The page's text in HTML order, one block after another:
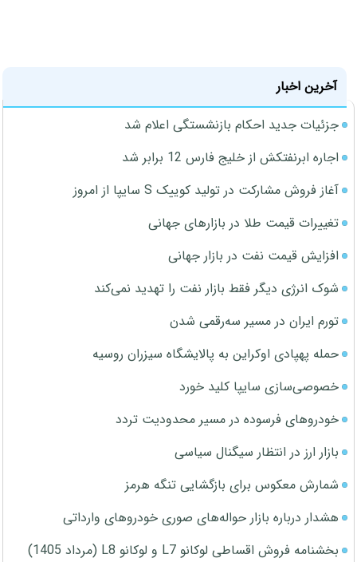
آخرین اخبار
جزئیات جدید احکام بازنشستگی اعلام شد
اجاره ابرنفتکش از خلیج فارس 12 برابر شد
آغاز فروش مشارکت در تولید کوییک S سایپا از امروز
تغییرات قیمت طلا در بازارهای جهانی
افزایش قیمت نفت در بازار جهانی
شوک انرژی دیگر فقط بازار نفت را تهدید نمی‌کند
تورم ایران در مسیر سه‌رقمی شدن
حمله پهپادی اوکراین به پالایشگاه سیزران روسیه
خصوصی‌سازی سایپا کلید خورد
خودروهای فرسوده در مسیر محدودیت تردد
بازار ارز در انتظار سیگنال سیاسی
شمارش معکوس برای بازگشایی تنگه هرمز
هشدار درباره بازار حواله‌های صوری خودروهای وارداتی
بخشنامه فروش اقساطی لوکانو L7 و لوکانو L8 (مرداد 1405)